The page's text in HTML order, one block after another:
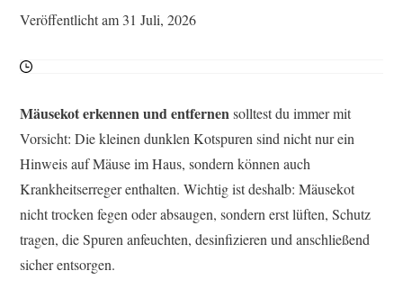
Veröffentlicht am 31 Juli, 2026
Mäusekot erkennen und entfernensolltest du immer mit
Vorsicht: Die kleinen dunklen Kotspuren sind nicht nur ein
Hinweis auf Mäuse im Haus, sondern können auch
Krankheitserreger enthalten. Wichtig ist deshalb: Mäusekot
nicht trocken fegen oder absaugen, sondern erst lüften, Schutz
tragen, die Spuren anfeuchten, desinfizieren und anschließend
sicher entsorgen.